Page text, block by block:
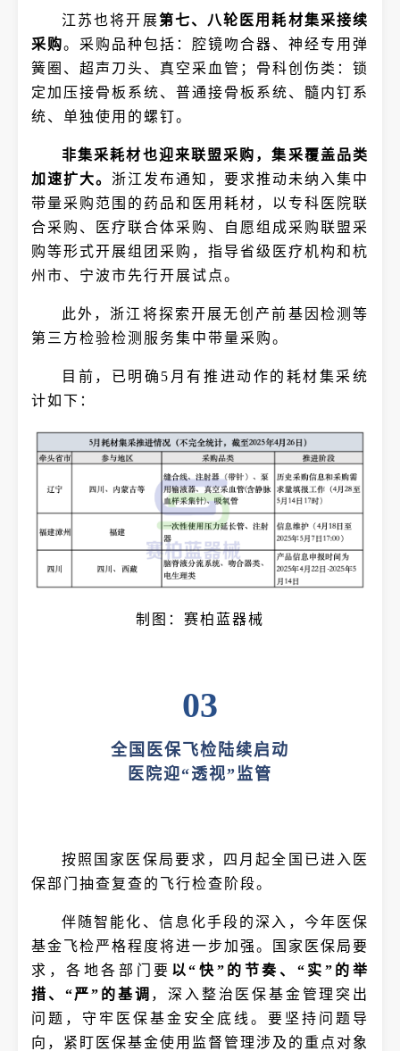
江苏也将开展第七、八轮医用耗材集采接续
采购。采购品种包括：腔镜吻合器、神经专用弹
簧圈、超声刀头、真空采血管；骨科创伤类：锁
定加压接骨板系统、普通接骨板系统、髓内钉系
统、单独使用的螺钉。
非集采耗材也迎来联盟采购，集采覆盖品类
加速扩大。 浙江发布通知，要求推动未纳入集中
带量采购范围的药品和医用耗材，以专科医院联
合采购、医疗联合体采购、自愿组成采购联盟采
购等形式开展组团采购，指导省级医疗机构和杭
州市、宁波市先行开展试点。
此外，浙江将探索开展无创产前基因检测等
第三方检验检测服务集中带量采购。
目前，已明确5月有推进动作的耗材集采统
计如下：
制图：赛柏蓝器械
03
全国医保飞检陆续启动
医院迎“透视”监管
按照国家医保局要求，四月起全国已进入医
保部门抽查复查的飞行检查阶段。
伴随智能化、信息化手段的深入，今年医保
基金飞检严格程度将进一步加强。国家医保局要
求，各地各部门要 以“快”的节奏、“实”的举
措、“严”的基调 ，深入整治医保基金管理突出
问题，守牢医保基金安全底线。要坚持问题导
向，紧盯医保基金使用监督管理涉及的重点对象